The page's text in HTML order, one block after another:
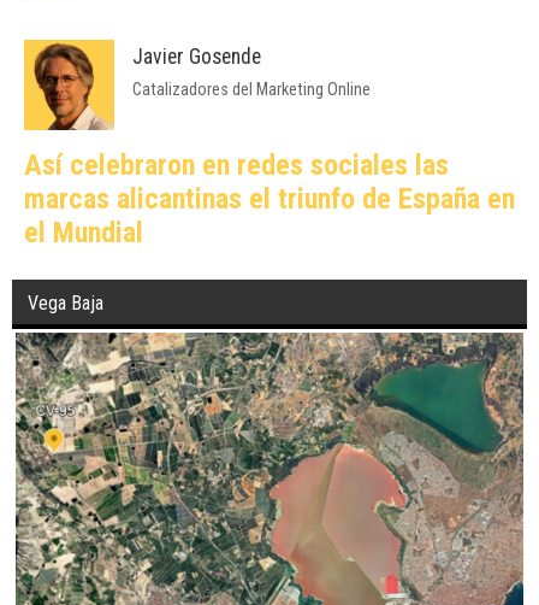
Javier Gosende
Catalizadores del Marketing Online
Así celebraron en redes sociales las
marcas alicantinas el triunfo de España en
el Mundial
Vega Baja